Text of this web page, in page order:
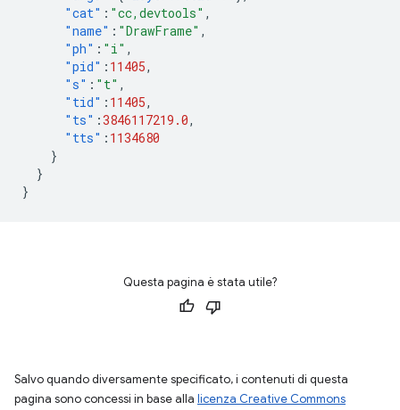
"cat" : "cc,devtools" ,
"name" : "DrawFrame" ,
"ph" : "i" ,
"pid" : 11405,
"s" : "t" ,
"tid" : 11405,
"ts" :3846117219.0,
"tts" : 1134680
}
}
}
Questa pagina è stata utile?
Salvo quando diversamente specificato, i contenuti di questa
pagina sono concessi in base alla licenza Creative Commons